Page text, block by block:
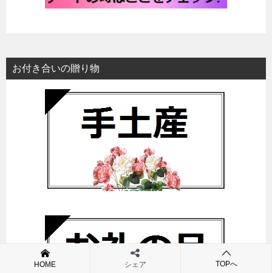
お付き合いの贈り物
HOME シェア TOPへ